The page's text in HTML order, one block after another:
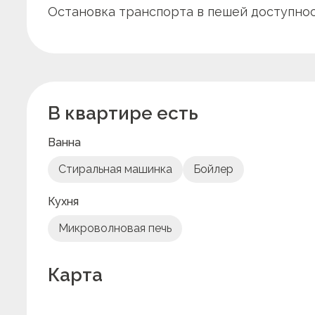
Остановка транспорта в пешей
В квартире есть
Ванна
Стиральная машинка
Бойлер
Кухня
Микроволновая печь
Карта